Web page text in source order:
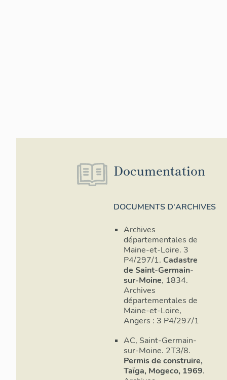
Documentation
DOCUMENTS D'ARCHIVES
Archives
départementales de
Maine-et-Loire. 3
P4/297/1. Cadastre
de Saint-Germain-
sur-Moine, 1834.
Archives
départementales de
Maine-et-Loire,
Angers : 3 P4/297/1
AC, Saint-Germain-
sur-Moine. 2T3/8.
Permis de construire,
Taïga, Mogeco, 1969.